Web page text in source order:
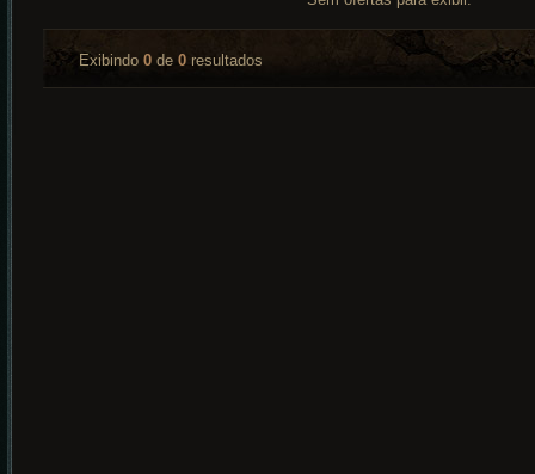
Exibindo 0 de 0 resultados